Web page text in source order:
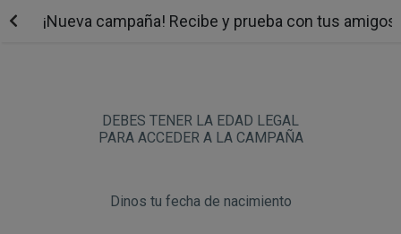
¡Nueva campaña! Recibe y prueba con tus
DEBES TENER LA EDAD LEGAL
PARA ACCEDER A LA CAMPAÑA
Dinos tu fecha de nacimiento